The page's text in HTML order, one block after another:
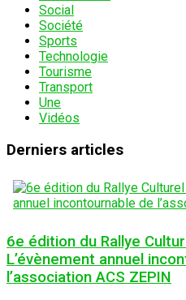
Social
Société
Sports
Technologie
Tourisme
Transport
Une
Vidéos
Derniers articles
6e édition du Rallye
L’évènement annuel
l’association ACS ZEPIN